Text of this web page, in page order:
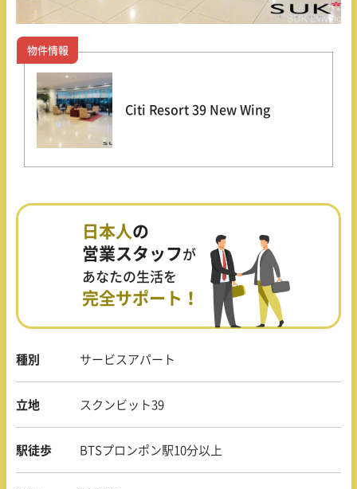
物件情報
Citi Resort 39 New Wing
種別 サービスアパート
立地 スクンビット39
駅徒歩 BTSプロンポン駅10分以上
日本人の
営業スタッフが
あなたの生活を
完全サポート！